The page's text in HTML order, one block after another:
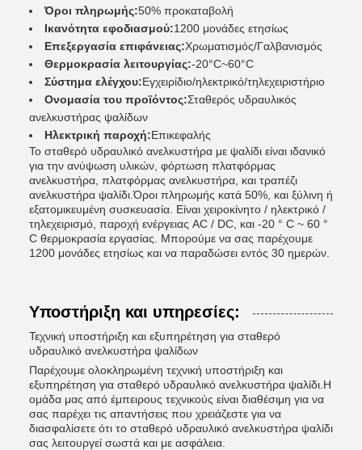
Όροι πληρωμής:50% προκαταβολή
Ικανότητα εφοδιασμού:1200 μονάδες ετησίως
Επεξεργασία επιφάνειας:Χρωματισμός/Γαλβανισμός
Θερμοκρασία λειτουργίας:-20°C~60°C
Σύστημα ελέγχου:Εγχειρίδιο/ηλεκτρικό/τηλεχειριστήριο
Ονομασία του προϊόντος:Σταθερός υδραυλικός
ανελκυστήρας ψαλίδων
Ηλεκτρική παροχή:Επικεφαλής
Το σταθερό υδραυλικό ανελκυστήρα με ψαλίδι είναι ιδανικό
για την ανύψωση υλικών, φόρτωση πλατφόρμας
ανελκυστήρα, πλατφόρμας ανελκυστήρα, και τραπέζι
ανελκυστήρα ψαλίδι.Όροι πληρωμής κατά 50%, και ξύλινη ή
εξατομικευμένη συσκευασία. Είναι χειροκίνητο / ηλεκτρικό /
τηλεχειρισμό, παροχή ενέργειας AC / DC, και -20 ° C ~ 60 °
C θερμοκρασία εργασίας. Μπορούμε να σας παρέχουμε
1200 μονάδες ετησίως και να παραδώσει εντός 30 ημερών.
Υποστήριξη και υπηρεσίες:
Τεχνική υποστήριξη και εξυπηρέτηση για σταθερό
υδραυλικό ανελκυστήρα ψαλίδων
Παρέχουμε ολοκληρωμένη τεχνική υποστήριξη και
εξυπηρέτηση για σταθερό υδραυλικό ανελκυστήρα ψαλίδι.Η
ομάδα μας από έμπειρους τεχνικούς είναι διαθέσιμη για να
σας παρέχει τις απαντήσεις που χρειάζεστε για να
διασφαλίσετε ότι το σταθερό υδραυλικό ανελκυστήρα ψαλίδι
σας λειτουργεί σωστά και με ασφάλεια.